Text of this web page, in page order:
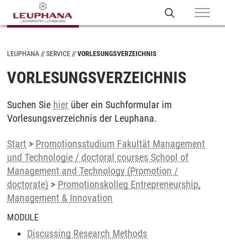
LEUPHANA SERVICE VORLESUNGSVERZEICHNIS
VORLESUNGSVERZEICHNIS
Suchen Sie hier über ein Suchformular im
Vorlesungsverzeichnis der Leuphana.
Start > Promotionsstudium Fakultät Management
und Technologie / doctoral courses School of
Management and Technology (Promotion /
doctorate) > Promotionskolleg Entrepreneurship,
Management & Innovation
MODULE
Discussing Research Methods